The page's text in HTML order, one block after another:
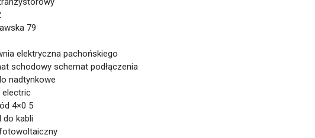
79
elektryczna pachońskiego
schodowy schemat podłączenia
nadtynkowe
electric
4×0 5
do kabli